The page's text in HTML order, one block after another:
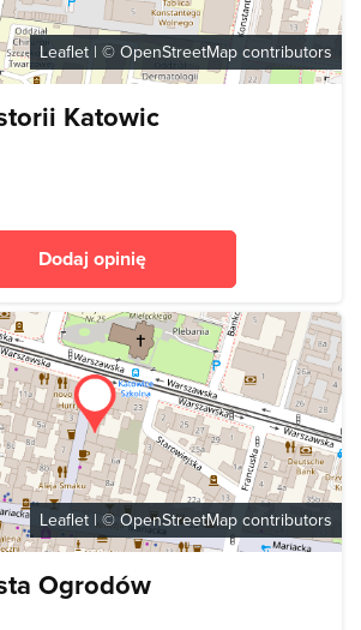
Leaflet | © OpenStreetMap contributors
Katowic
Dodaj opinię
Leaflet | © OpenStreetMap contributors
Ogrodów